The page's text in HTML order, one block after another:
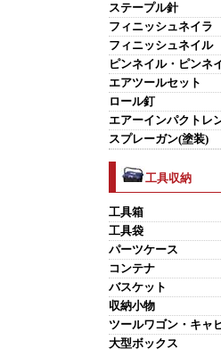
ステープル針
フィニッシュネイラ
フィニッシュネイル
ピンネイル・ピンネ
エアツールセット
ロール釘
エアーインパクトレ
スプレーガン(塗装)
工具収納
工具箱
工具袋
パーツケース
コンテナ
バスケット
収納小物
ツールワゴン・キャ
大型ボックス